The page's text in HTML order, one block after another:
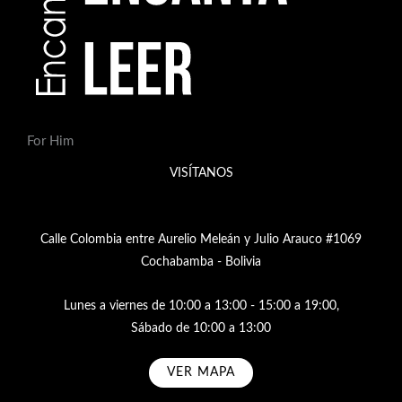
For Him
VISÍTANOS
Calle Colombia entre Aurelio Meleán y Julio Arauco #1069
Cochabamba - Bolivia
Lunes a viernes de 10:00 a 13:00 - 15:00 a 19:00,
Sábado de 10:00 a 13:00
VER MAPA